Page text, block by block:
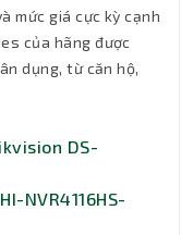
mức giá cực kỳ cạnh
của hãng được
dụng, từ căn hộ,
DS-
NVR4116HS-